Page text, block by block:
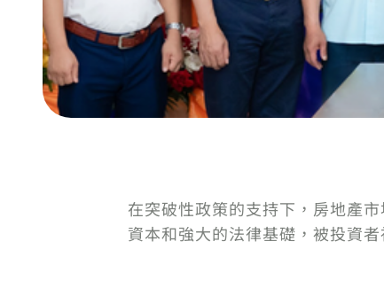
在突破性政策的支持下，房地產
資本和強大的法律基礎，被投資